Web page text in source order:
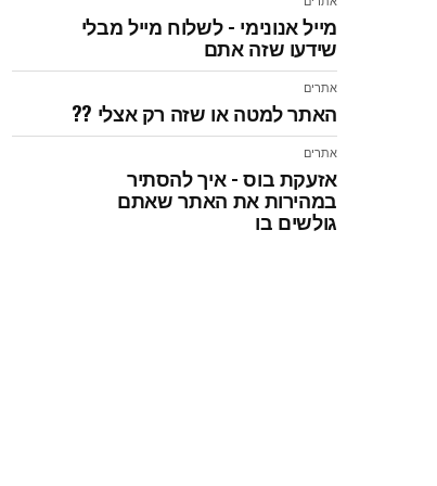
מייל אנונימי - לשלוח מייל מבלי
שידעו שזה אתם
אתרים
האתר למטה או שזה רק אצלי ??
אתרים
אזעקת בוס - איך להסתיר
במהירות את האתר שאתם
גולשים בו